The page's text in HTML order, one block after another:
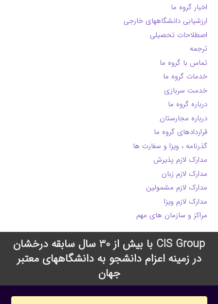
اخبار گروه ما
ارزشیابی دانشگاههای خارجی
اصطلاحات تحصیلی
ترجمه
تماس با گروه ما
خدمات گروه ما
خدمت سربازی
درباره گروه ما
درباره مجارستان
قراردادهای گروه ما
گذرنامه ، ویزا و سفارت ها
مدارک لازم پذیرش
مدارک لازم زبان
مدارک لازم مشمولین
مدارک لازم ویزا
مراکز و سازمان های مهم
CIS Group با بیش از 30 سال سابقه درخشان
در زمینه اعزام دانشجو به دانشگاههای معتبر
جهان